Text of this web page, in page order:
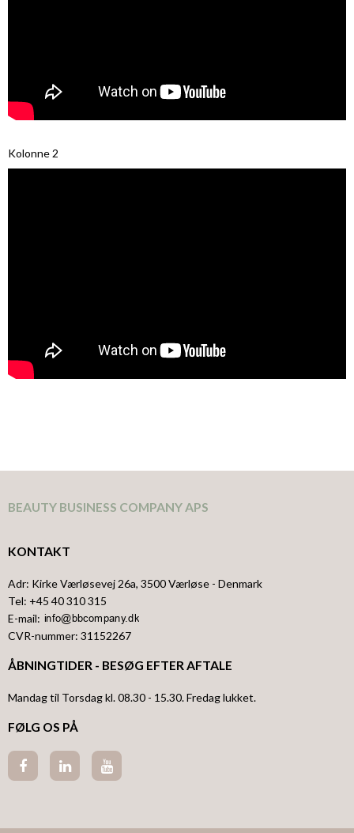
Kolonne 2
BEAUTY BUSINESS COMPANY APS
KONTAKT
Adr: Kirke Værløsevej 26a, 3500Værløse - Denmark
Tel: +45 40 310 315
E-mail:
CVR-nummer: 31152267
ÅBNINGTIDER - BESØG EFTER AFTALE
Mandag til Torsdag kl. 08.30 - 15.30. Fredag lukket.
FØLG OS PÅ